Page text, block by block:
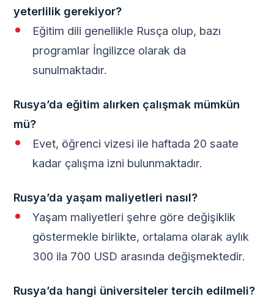
yeterlilik gerekiyor?
Eğitim dili genellikle Rusça olup, bazı
programlar İngilizce olarak da
sunulmaktadır.
Rusya’da eğitim alırken çalışmak mümkün
mü?
Evet, öğrenci vizesi ile haftada 20 saate
kadar çalışma izni bulunmaktadır.
Rusya’da yaşam maliyetleri nasıl?
Yaşam maliyetleri şehre göre değişiklik
göstermekle birlikte, ortalama olarak aylık
300 ila 700 USD arasında değişmektedir.
Rusya’da hangi üniversiteler tercih edilmeli?